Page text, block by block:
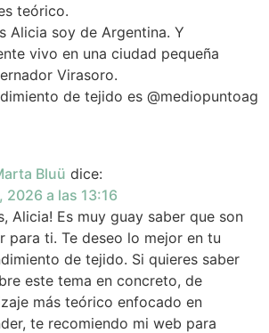
teórico.
Alicia soy de Argentina. Y
vivo en una ciudad pequeña
Virasoro.
de tejido es @mediopuntoag
Bluü dice:
2026 a las 13:16
Alicia! Es muy guay saber que son
para ti. Te deseo lo mejor en tu
de tejido. Si quieres saber
este tema en concreto, de
más teórico enfocado en
te recomiendo mi web para